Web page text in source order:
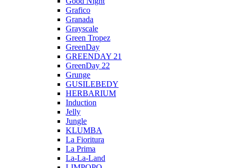
Grafico
Granada
Grayscale
Green Tropez
GreenDay
GREENDAY 21
GreenDay 22
Grunge
GUSILEBEDY
HERBARIUM
Induction
Jelly
Jungle
KLUMBA
La Fioritura
La Prima
La-La-Land